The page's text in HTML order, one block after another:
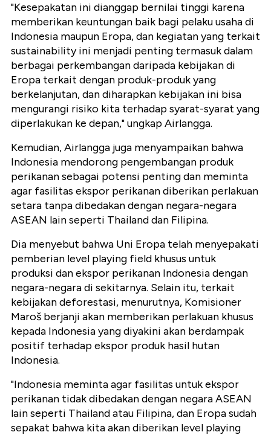
"Kesepakatan ini dianggap bernilai tinggi karena
memberikan keuntungan baik bagi pelaku usaha di
Indonesia maupun Eropa, dan kegiatan yang terkait
sustainability ini menjadi penting termasuk dalam
berbagai perkembangan daripada kebijakan di
Eropa terkait dengan produk-produk yang
berkelanjutan, dan diharapkan kebijakan ini bisa
mengurangi risiko kita terhadap syarat-syarat yang
diperlakukan ke depan," ungkap Airlangga.
Kemudian, Airlangga juga menyampaikan bahwa
Indonesia mendorong pengembangan produk
perikanan sebagai potensi penting dan meminta
agar fasilitas ekspor perikanan diberikan perlakuan
setara tanpa dibedakan dengan negara-negara
ASEAN lain seperti Thailand dan Filipina.
Dia menyebut bahwa Uni Eropa telah menyepakati
pemberian level playing field khusus untuk
produksi dan ekspor perikanan Indonesia dengan
negara-negara di sekitarnya. Selain itu, terkait
kebijakan deforestasi, menurutnya, Komisioner
Maroš berjanji akan memberikan perlakuan khusus
kepada Indonesia yang diyakini akan berdampak
positif terhadap ekspor produk hasil hutan
Indonesia.
"Indonesia meminta agar fasilitas untuk ekspor
perikanan tidak dibedakan dengan negara ASEAN
lain seperti Thailand atau Filipina, dan Eropa sudah
sepakat bahwa kita akan diberikan level playing